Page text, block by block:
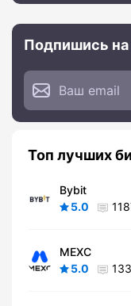
Подпишись на
Топ лучших
Bybit
5.0
MEXC
5.0